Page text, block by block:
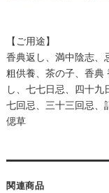
【ご用途】
香典返し、満中陰志、
粗供養、茶の子、香典
し、七七日忌、四十九
七回忌、三十三回忌、
偲草
関連商品